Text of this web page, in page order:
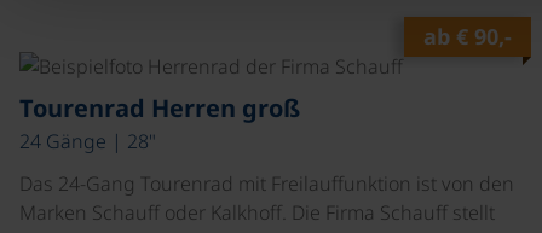
ab € 90,-
Tourenrad Herren groß
24 Gänge | 28"
Das 24-Gang Tourenrad mit Freilauffunktion ist von den
Marken Schauff oder Kalkhoff. Die Firma Schauff stellt